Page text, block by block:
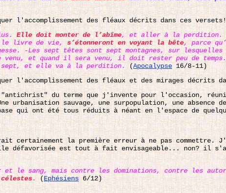
l'accomplissement des fléaux décrits dans ces versets!
Elle doit monter de l’abîme, et aller à la perdition.
le livre de vie, s’étonneront en voyant la bête, parce
-Les sept têtes sont sept montagnes, sur lesquelles
venu, et quand il sera venu, il doit rester peu de
sept, et elle va à la perdition.
(Apocalypse 16/8-11)
l'accomplissement des fléaux et des mirages décrits
"antichrist" du terme que j'invente pour l'occasion,
urbanisation sauvage, une surpopulation, une absence
qui ont été tous réduits à néant en l'espace de
certainement la première erreur à ne pas
défavorisée est tout à fait envisageable... non? il
le sang, mais contre les dominations, contre les
. (Ephésiens 6/12)